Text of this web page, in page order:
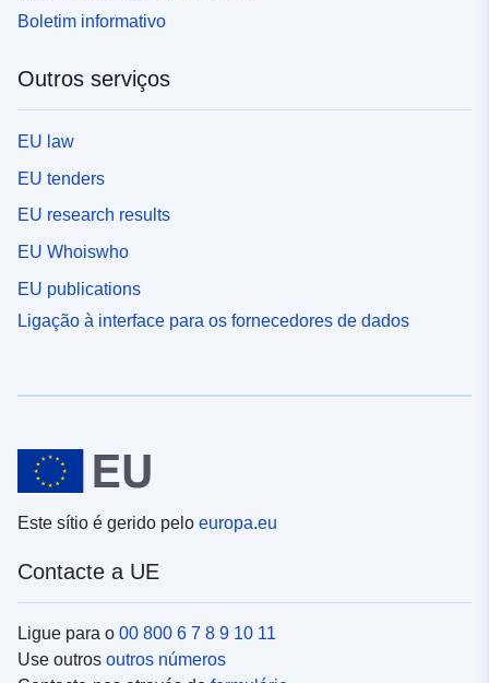
Boletim informativo
Outros serviços
EU law
EU tenders
EU research results
EU Whoiswho
EU publications
Ligação à interface para os fornecedores de dados
Este sítio é gerido pelo europa.eu
Contacte a UE
Ligue para o 00 800 6 7 8 9 10 11
Use outros outros números